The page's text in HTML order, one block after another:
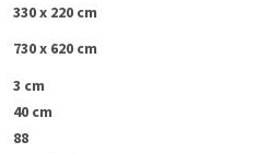
330 x 220 cm
730 x 620 cm
3 cm
40 cm
88